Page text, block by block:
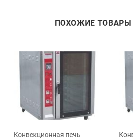
ПОХОЖИЕ ТОВАРЫ
Конвекционная печь